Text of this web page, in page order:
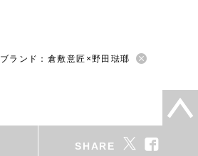
ブランド：倉敷意匠×野田琺瑯
SHARE